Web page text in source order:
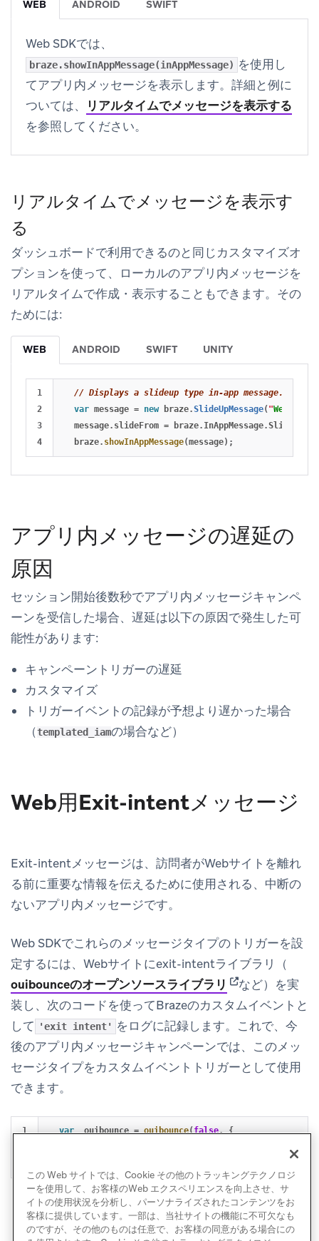
WEB ANDROID SWIFT
Web SDKでは、
braze.showInAppMessage(inAppMessage) を使用し
てアプリ内メッセージを表示します。詳細と例に
ついては、
リアルタイムでメッセージを表示する
を参照してください。
リアルタイムでメッセージを表示す
る
ダッシュボードで利用できるのと同じカスタマイズオ
プションを使って、ローカルのアプリ内メッセージを
リアルタイムで作成・表示することもできます。その
ためには:
WEB ANDROID SWIFT UNITY
1
2
3
// Displays a slideup type in-app message.
var message = new braze.SlideUpMessage("
message. slideFrom = braze. InAppMessage.SlideFrom
braze. showInAppMessage(message);
アプリ内メッセージの遅延の
原因
セッション開始後数秒でアプリ内メッセージキャンペ
ーンを受信した場合、遅延は以下の原因で発生した可
能性があります:
キャンペーントリガーの遅延
カスタマイズ
トリガーイベントの記録が予想より遅かった場合
（templated_iamの場合など）
Web用Exit-intentメッセージ
Exit-intentメッセージは、訪問者がWebサイトを離れ
る前に重要な情報を伝えるために使用される、中断の
ないアプリ内メッセージです。
Web SDKでこれらのメッセージタイプのトリガーを設
定するには、Webサイトにexit-intentライブラリ（
ouibounceのオープンソースライブラリ (opens in new
など）を実
装し、次のコードを使ってBrazeのカスタムイベントと
して
'exit intent'
をログに記録します。これで、今
後のアプリ内メッセージキャンペーンでは、このメッ
セージタイプをカスタムイベントトリガーとして使用
できます。
1
var _ouibounce = ouibounce(false,
{
この Web サイトでは、Cookie その他のトラッキングテクノロジ
ーを使用して、お客様のWeb エクスペリエンスを向上させ、サ
イトの使用状況を分析し、パーソナライズされたコンテンツをお
客様に提供しています。一部は、当社サイトの機能に不可欠なも
のですが、その他のものは任意で、お客様の同意がある場合にの